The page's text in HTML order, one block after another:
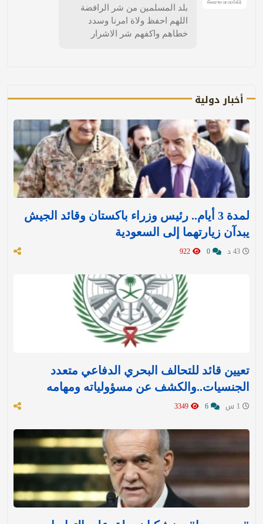
بلد المسلمين من شر الرافضة
اللهم احفظ ولاة امرنا وسدد
خطاهم واكفهم شر الاشرار
أخبار دولية
لمدة 3 أيام.. رئيس وزراء باكستان وقائد الجيش
يبدآن زيارتهما إلى السعودية
تعيين قائد للتحالف البحري الدفاعي متعدد
الجنسيات..والكشف عن مسؤولياته ومهامه